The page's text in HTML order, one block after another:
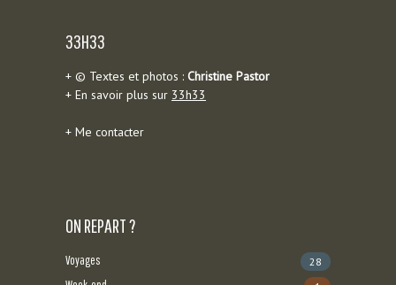
33H33
+ © Textes et photos : Christine Pastor
+ En savoir plus sur 33h33
+ Me contacter
ON REPART ?
Voyages 28